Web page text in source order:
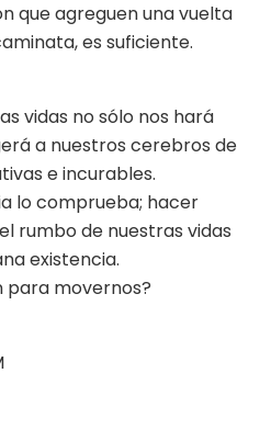
que agreguen una vuelta
es suficiente.
vidas no sólo nos hará
a nuestros cerebros de
e incurables.
lo comprueba; hacer
rumbo de nuestras vidas
existencia.
para movernos?